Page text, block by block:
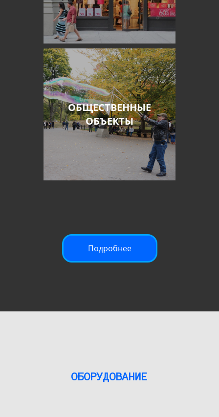
ОБЩЕСТВЕННЫЕ
ОБЪЕКТЫ
Подробнее
ОБОРУДОВАНИЕ